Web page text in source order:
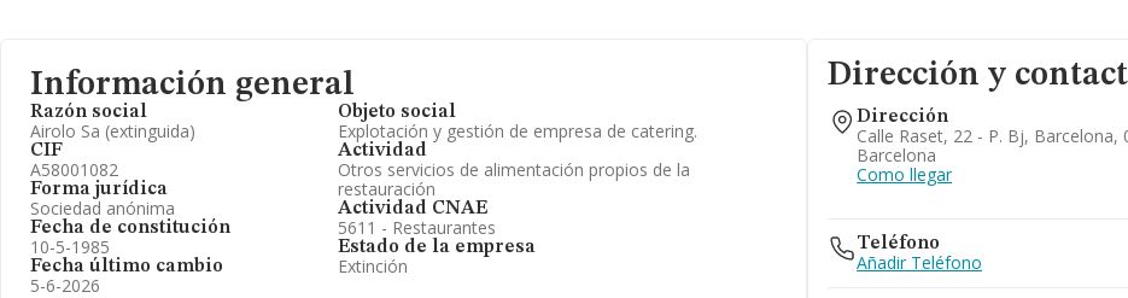
Información general
Razón social
Airolo Sa (extinguida)
CIF
A58001082
Forma jurídica
Sociedad anónima
Fecha de constitución
10-5-1985
Fecha último cambio
5-6-2026
Objeto social
Explotación y gestión de empresa de catering.
Actividad
Otros servicios de alimentación propios de la
restauración
Actividad CNAE
5611 - Restaurantes
Estado de la empresa
Extinción
Dirección y
Dirección
Calle Raset, 22 - P. Bj, Barcelona,
Barcelona
Como llegar
Teléfono
Añadir Teléfono